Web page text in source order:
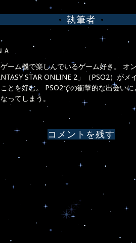
執筆者
Ａ
ーム機で楽しんでいるゲーム好き。 オ
STAR ONLINE 2」（PSO2）が
とを好む。 PSO2での衝撃的な出会い
ってしまう。
コメントを残す